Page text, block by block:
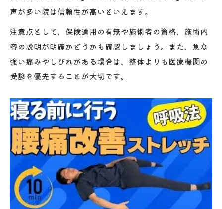
声が多い院は信頼性が高いといえます。
注意点として、保険適用の有無や施術者の資格、施術内
容の説明が明確かどうかも確認しましょう。また、急な
強い痛みやしびれがある場合は、整体よりも医療機関の
受診を優先することが大切です。